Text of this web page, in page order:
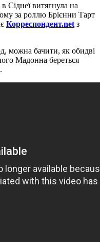
Сіднеї витягнула на
за роллю Брієнни Тарт
Корреспондент.net з
можна бачити, як обидві
Мадонна береться